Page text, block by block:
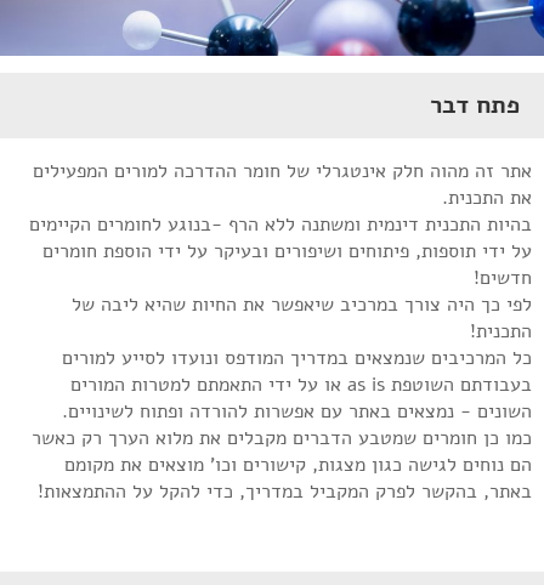
פתח דבר
אתר זה מהוה חלק אינטגרלי של חומר ההדרכה למורים המפעילים
את התכנית.
בהיות התכנית דינמית ומשתנה ללא הרף -בנוגע לחומרים הקיימים
על ידי תוספות, פיתוחים ושיפורים ובעיקר על ידי הוספת חומרים
חדשים!
לפי כך היה צורך במרכיב שיאפשר את החיות שהיא ליבה של
התכנית!
כל המרכיבים שנמצאים במדריך המודפס ונועדו לסייע למורים
בעבודתם השוטפת as is או על ידי התאמתם למטרות המורים
השונים - נמצאים באתר עם אפשרות להורדה ופתוח לשינויים.
כמו כן חומרים שמטבע הדברים מקבלים את מלוא הערך רק כאשר
הם נוחים לגישה כגון מצגות, קישורים וכו' מוצאים את מקומם
באתר, בהקשר לפרק המקביל במדריך, כדי להקל על ההתמצאות!